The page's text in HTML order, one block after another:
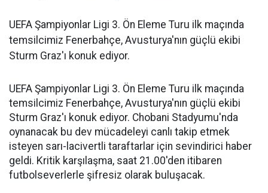
UEFA Şampiyonlar Ligi 3. Ön Eleme Turu ilk maçında
temsilcimiz Fenerbahçe, Avusturya'nın güçlü ekibi
Sturm Graz'ı konuk ediyor.
UEFA Şampiyonlar Ligi 3. Ön Eleme Turu ilk maçında
temsilcimiz Fenerbahçe, Avusturya'nın güçlü ekibi
Sturm Graz'ı konuk ediyor. Chobani Stadyumu'nda
oynanacak bu dev mücadeleyi canlı takip etmek
isteyen sarı-lacivertli taraftarlar için sevindirici haber
geldi. Kritik karşılaşma, saat 21.00'den itibaren
futbolseverlerle şifresiz olarak buluşacak.